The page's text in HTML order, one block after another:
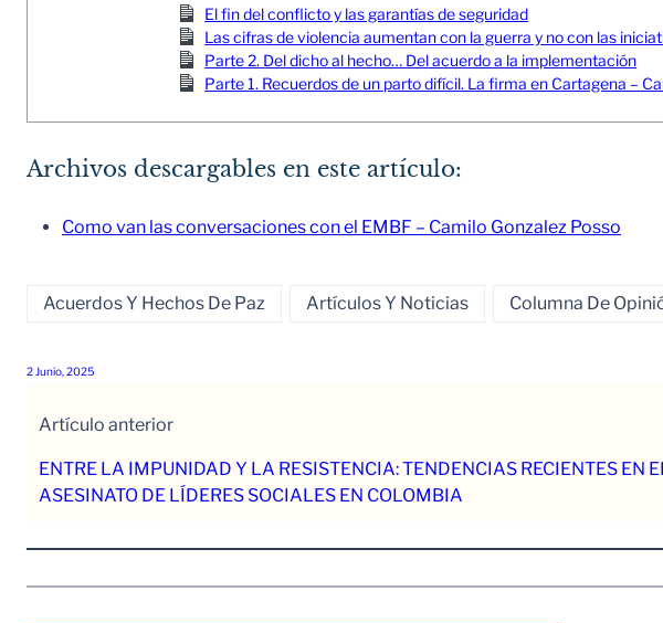
El fin del conflicto y las garantías de seguridad
Las cifras de violencia aumentan con la guerra y no con las
Parte 2. Del dicho al hecho… Del acuerdo a la implementación
Parte 1. Recuerdos de un parto difícil. La firma en Cartagena –
Archivos descargables en este artículo:
Como van las conversaciones con el EMBF – Camilo Gonzalez Posso
Acuerdos Y Hechos De Paz Artículos Y Noticias Columna De
2 Junio, 2025
Artículo anterior
ENTRE LA IMPUNIDAD Y LA RESISTENCIA: TENDENCIAS RECIENTES EN
ASESINATO DE LÍDERES SOCIALES EN COLOMBIA